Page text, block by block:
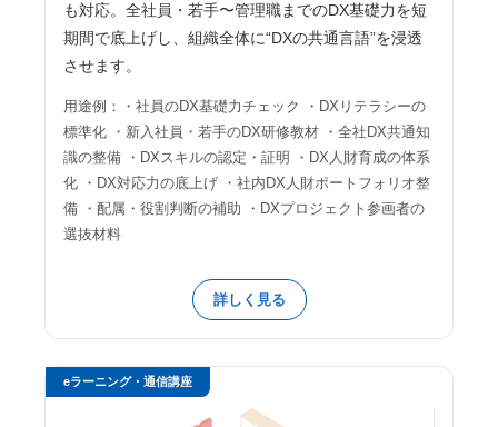
も対応。全社員・若手〜管理職までのDX基礎力を短
期間で底上げし、組織全体に“DXの共通言語”を浸透
させます。
用途例：・社員のDX基礎力チェック ・DXリテラシーの
標準化 ・新入社員・若手のDX研修教材 ・全社DX共通知
識の整備 ・DXスキルの認定・証明 ・DX人財育成の体系
化 ・DX対応力の底上げ ・社内DX人財ポートフォリオ整
備 ・配属・役割判断の補助 ・DXプロジェクト参画者の
選抜材料
詳しく見る
eラーニング・通信講座